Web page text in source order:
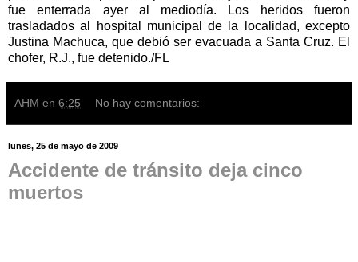
fue enterrada ayer al mediodía. Los heridos fueron
trasladados al hospital municipal de la localidad, excepto
Justina Machuca, que debió ser evacuada a Santa Cruz. El
chofer, R.J., fue detenido./FL
AHM en 6:25 No hay comentarios:
lunes, 25 de mayo de 2009
Accidente de tránsito deja cinco
muertos